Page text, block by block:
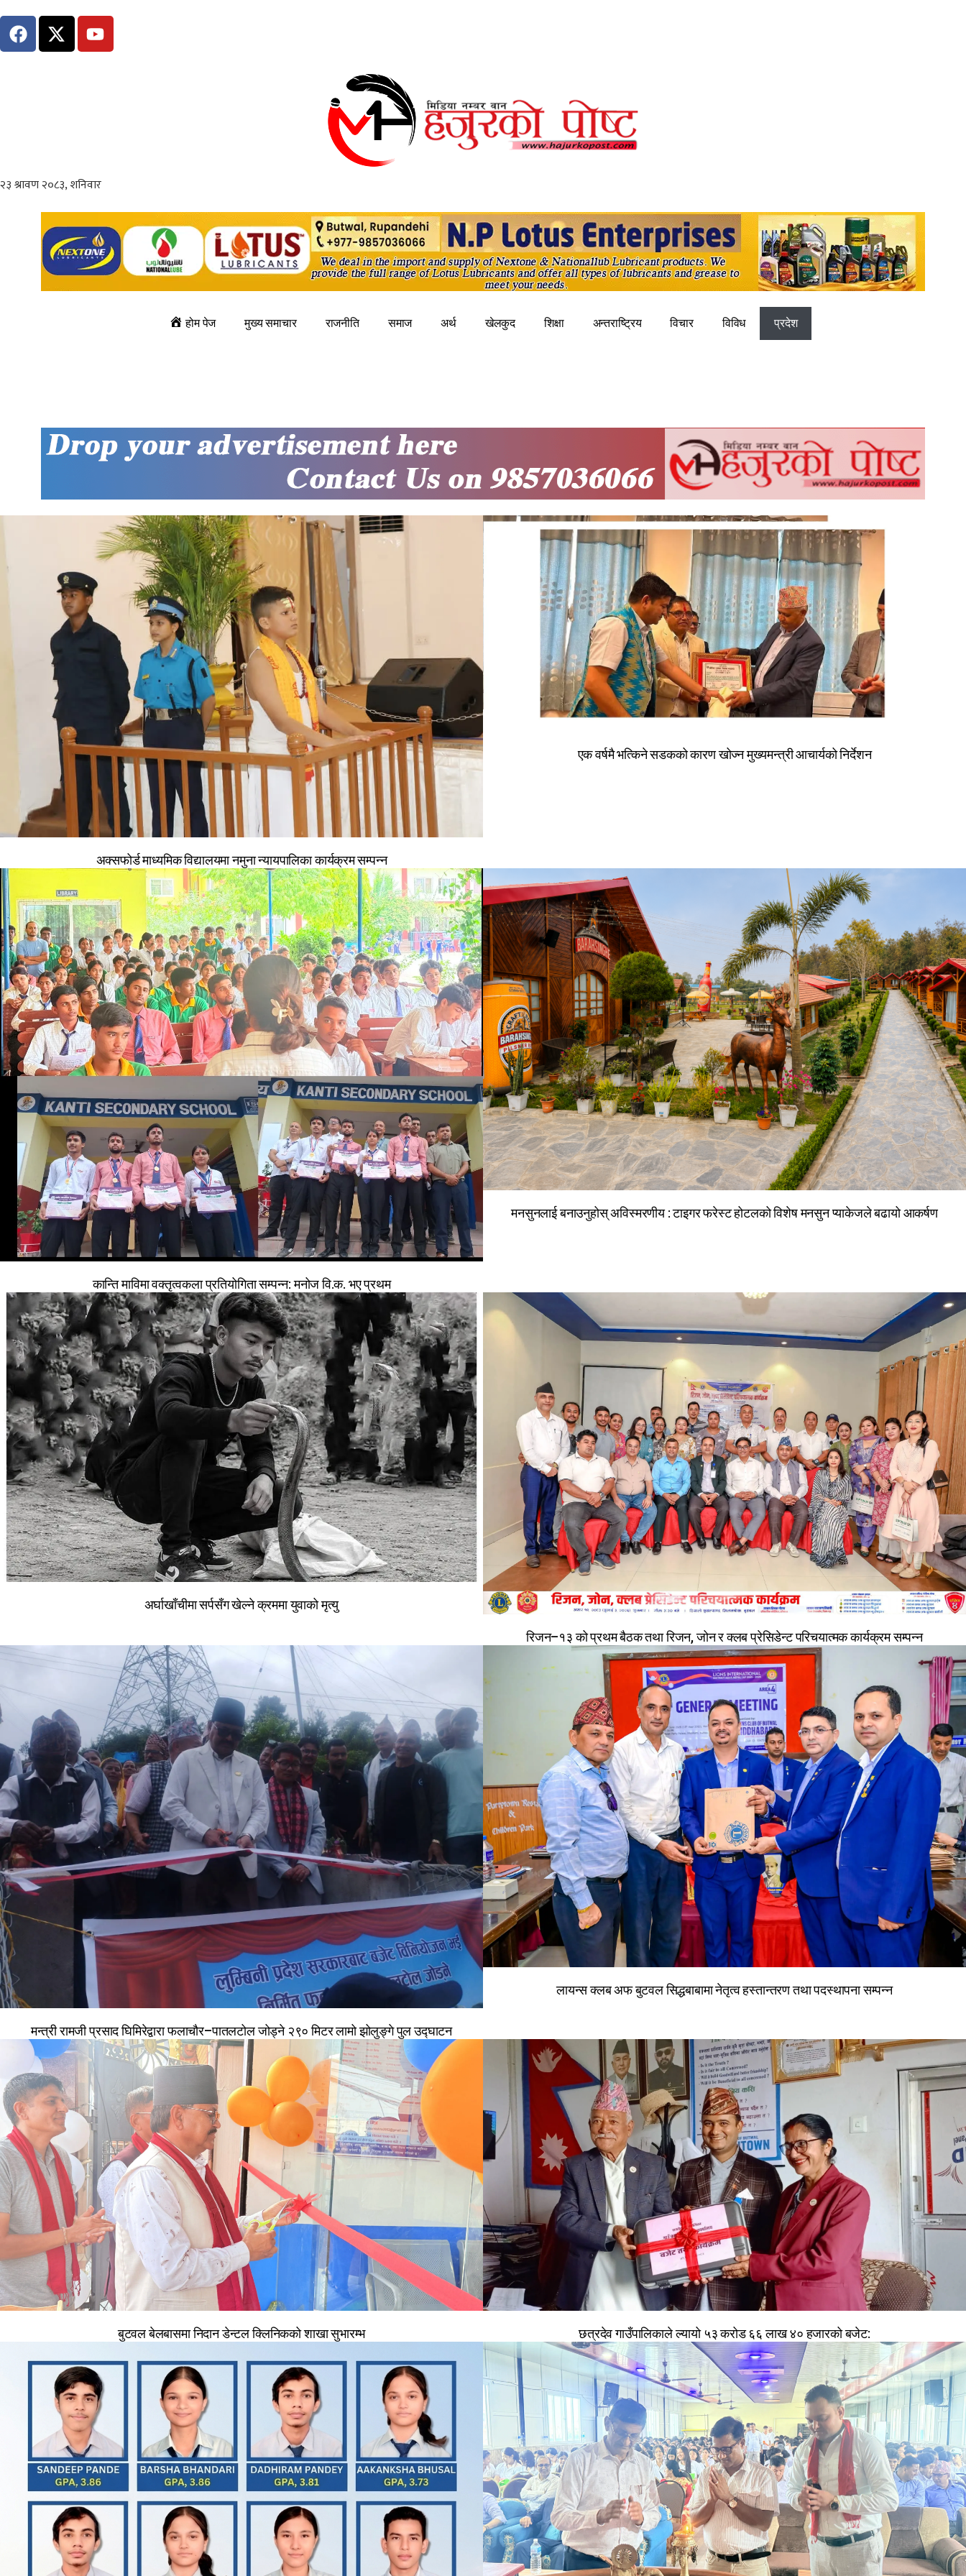
होम पेज मुख्य समाचार राजनीति समाज अर्थ खेलकुद शिक्षा अन्तराष्ट्रिय विचार विविध प्रदेश
अक्सफोर्ड माध्यमिक विद्यालयमा नमुना न्यायपालिका कार्यक्रम सम्पन्न
एक वर्षमै भत्किने सडकको कारण खोज्न मुख्यमन्त्री आचार्यको निर्देशन
कान्ति माविमा वक्तृत्वकला प्रतियोगिता सम्पन्न: मनोज वि.क. भए प्रथम
मनसुनलाई बनाउनुहोस् अविस्मरणीय : टाइगर फरेस्ट होटलको विशेष मनसुन प्याकेजले बढायो आकर्षण
अर्घाखाँचीमा सर्पसँग खेल्ने क्रममा युवाको मृत्यु
रिजन–१३ को प्रथम बैठक तथा रिजन, जोन र क्लब प्रेसिडेन्ट परिचयात्मक कार्यक्रम सम्पन्न
मन्त्री रामजी प्रसाद घिमिरेद्वारा फलाचौर–पातलटोल जोड्ने २९० मिटर लामो झोलुङ्गे पुल उद्घाटन
लायन्स क्लब अफ बुटवल सिद्धबाबामा नेतृत्व हस्तान्तरण तथा पदस्थापना सम्पन्न
बुटवल बेलबासमा निदान डेन्टल क्लिनिकको शाखा सुभारम्भ छत्रदेव गाउँपालिकाले ल्यायो ५३ करोड ६६ लाख ४० हजारको बजेट: